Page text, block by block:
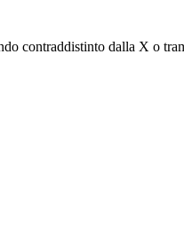
contraddistinto dalla X o